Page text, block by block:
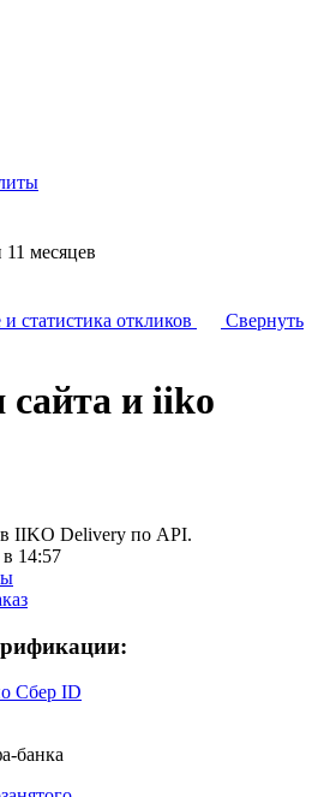
11 месяцев
и статистика откликов Свернуть
сайта и iiko
в IIKO Delivery по API.
14:57
Сбер ID
банка